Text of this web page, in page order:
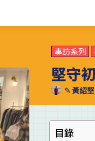
專訪系列
堅守
✎黃紹
目錄